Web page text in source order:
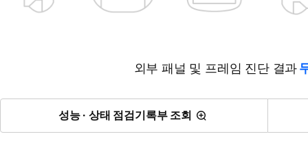
외부 패널 및 프레임 진단 결과
성능 · 상태 점검기록부 조회